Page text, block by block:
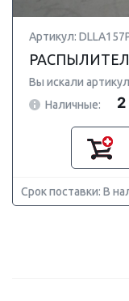
Артикул:
Вы искали артикул
Наличные:
Срок поставки: В